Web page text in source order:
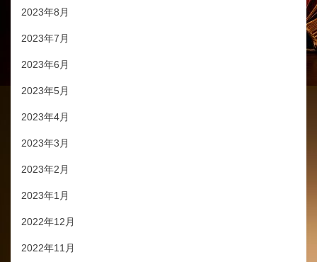
2023年8月
2023年7月
2023年6月
2023年5月
2023年4月
2023年3月
2023年2月
2023年1月
2022年12月
2022年11月